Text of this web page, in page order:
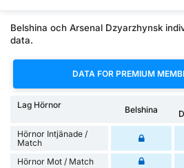
Belshina och Arsenal Dzyarzhynsk
data.
DATA FOR PREMIUM
Lag Hörnor Belshina
Hörnor Intjänade /
Match
Hörnor Mot / Match